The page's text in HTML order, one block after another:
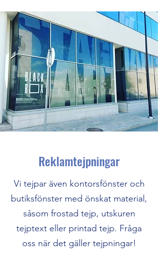
Reklamtejpningar
Vi tejpar även kontorsfönster och
butiksfönster med önskat material,
såsom frostad tejp, utskuren
tejptext eller printad tejp. Fråga
oss när det gäller tejpningar!